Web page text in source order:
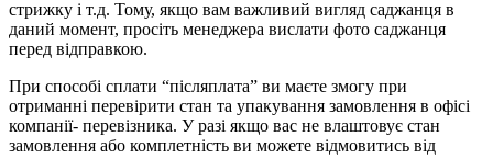
стрижку і т.д. Тому, якщо вам важливий вигляд саджанця в
даний момент, просіть менеджера вислати фото саджанця
перед відправкою.
При способі сплати “післяплата” ви маєте змогу при
отриманні перевірити стан та упакування замовлення в офісі
компанії- перевізника. У разі якщо вас не влаштовує стан
замовлення або комплетність ви можете відмовитись від